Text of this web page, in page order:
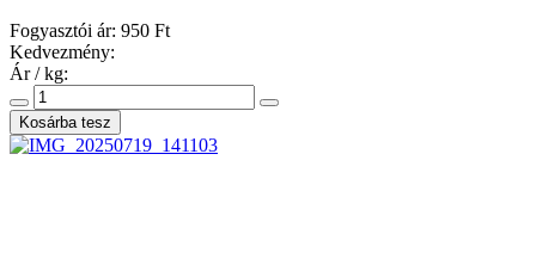
Fogyasztói ár: 950 Ft
Kedvezmény:
Ár / kg: